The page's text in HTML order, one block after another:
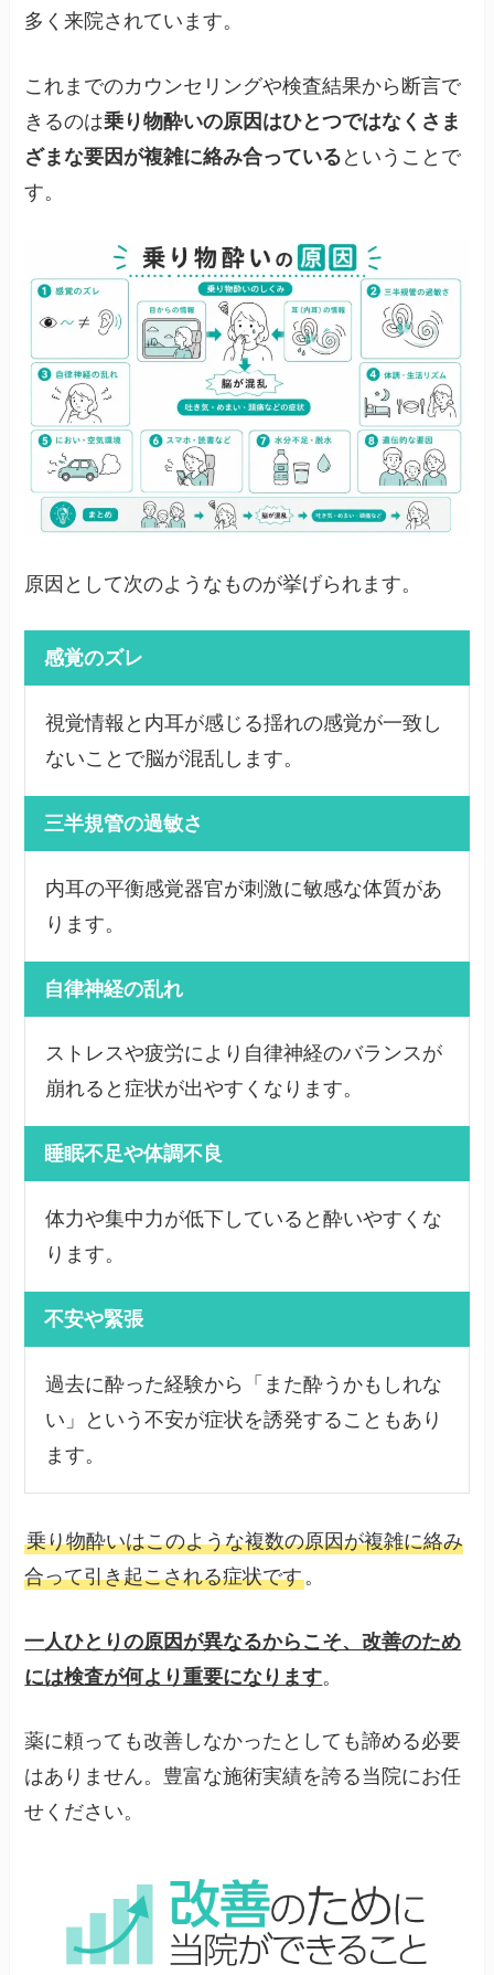
多く来院されています。
これまでのカウンセリングや検査結果から断言で
きるのは乗り物酔いの原因はひとつではなくさま
ざまな要因が複雑に絡み合っている ということで
す。
原因として次のようなものが挙げられます。
感覚のズレ
視覚情報と内耳が感じる揺れの感覚が一致し
ないことで脳が混乱します。
三半規管の過敏さ
内耳の平衡感覚器官が刺激に敏感な体質があ
ります。
自律神経の乱れ
ストレスや疲労により自律神経のバランスが
崩れると症状が出やすくなります。
睡眠不足や体調不良
体力や集中力が低下していると酔いやすくな
ります。
不安や緊張
過去に酔った経験から「また酔うかもしれな
い」という不安が症状を誘発することもあり
ます。
乗り物酔いはこのような複数の原因が複雑に絡み
合って引き起こされる症状です。
一人ひとりの原因が異なるからこそ、改善のため
には検査が何より重要になります。
薬に頼っても改善しなかったとしても諦める必要
はありません。豊富な施術実績を誇る当院にお任
せください。